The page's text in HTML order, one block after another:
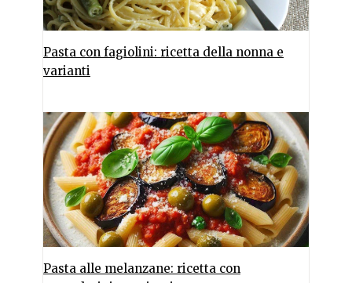
Pasta con fagiolini: ricetta della nonna e
varianti
Pasta alle melanzane: ricetta con